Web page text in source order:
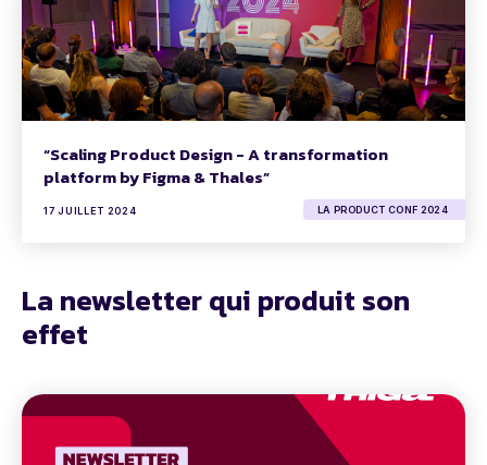
“Scaling Product Design - A transformation
platform by Figma & Thales”
17 JUILLET 2024 LA PRODUCT CONF 2024
La newsletter qui produit son
effet